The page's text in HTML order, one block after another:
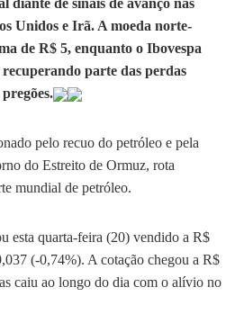
diante de sinais de avanço nas
Unidos e Irã. A moeda norte-
de R$ 5, enquanto o Ibovespa
parte das perdas
pelo recuo do petróleo e pela
do Estreito de Ormuz, rota
mundial de petróleo.
esta quarta-feira (20) vendido a R$
(-0,74%). A cotação chegou a R$
caiu ao longo do dia com o alívio no